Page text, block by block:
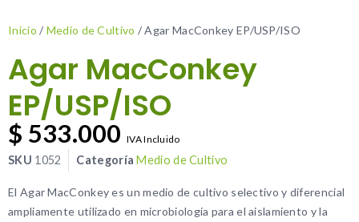
Inicio / Medio de Cultivo / Agar MacConkey EP/USP/ISO
Agar MacConkey
EP/USP/ISO
$ 533.000 IVA Incluido
SKU 1052 Categoría Medio de Cultivo
El Agar MacConkey es un medio de cultivo selectivo y diferencial
ampliamente utilizado en microbiología para el aislamiento y la